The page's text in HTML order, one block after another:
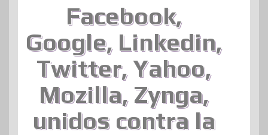
Facebook,
Google, Linkedin,
Twitter, Yahoo,
Mozilla, Zynga,
unidos contra la